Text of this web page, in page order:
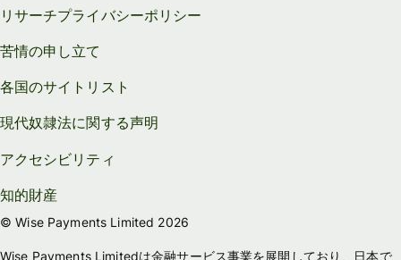
リサーチプライバシーポリシー
苦情の申し立て
各国のサイトリスト
現代奴隷法に関する声明
アクセシビリティ
知的財産
© Wise Payments Limited 2026
Wise Payments Limitedは金融サービス事業を展開しており、日本で